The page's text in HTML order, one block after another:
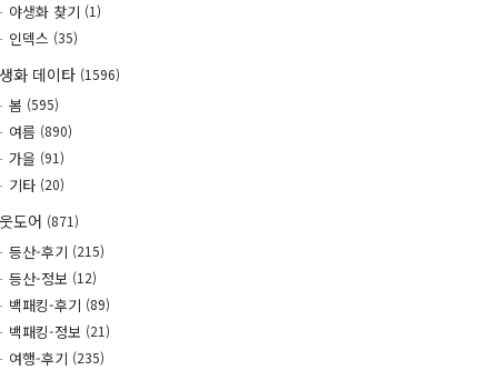
야생화 찾기 (1)
인덱스 (35)
화 데이타 (1596)
봄 (595)
여름 (890)
가을 (91)
기타 (20)
도어 (871)
등산-후기 (215)
등산-정보 (12)
백패킹-후기 (89)
백패킹-정보 (21)
여행-후기 (235)